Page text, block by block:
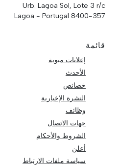
Urb. Lagoa Sol, Lote 3 r/c
8400-357 Lagoa - Portugal
قائمة
إعلانات مبوبة
الأحدث
خصائص
النشرة الإخبارية
وظائف
جهات الاتصال
الشروط والأحكام
أعلن
سياسة ملفات الارتباط